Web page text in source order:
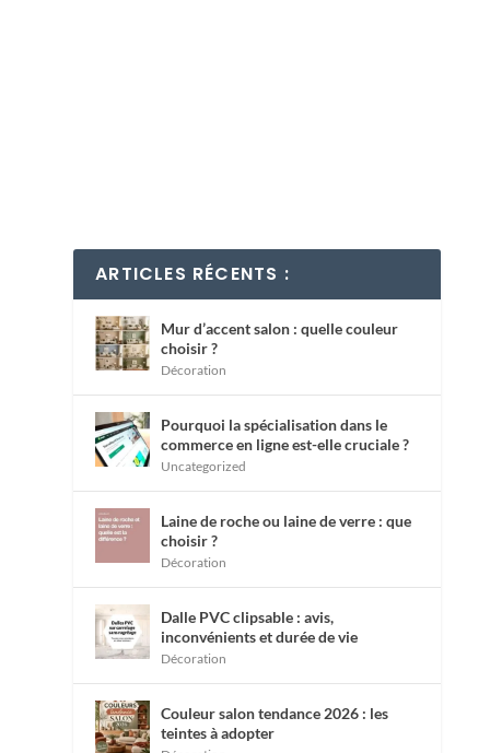
ARTICLES RÉCENTS :
Mur d’accent salon : quelle couleur
choisir ?
Décoration
Pourquoi la spécialisation dans le
commerce en ligne est-elle cruciale ?
Uncategorized
Laine de roche ou laine de verre : que
choisir ?
Décoration
Dalle PVC clipsable : avis,
inconvénients et durée de vie
Décoration
Couleur salon tendance 2026 : les
teintes à adopter